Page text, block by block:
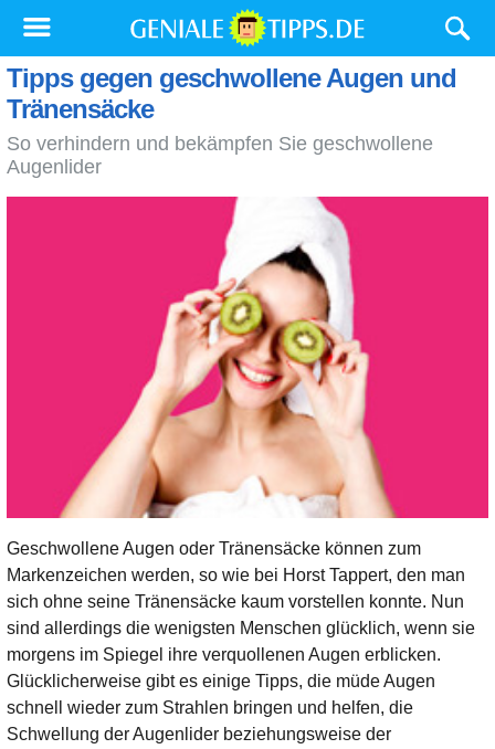
Tipps gegen geschwollene Augen und
Tränensäcke
So verhindern und bekämpfen Sie geschwollene
Augenlider
Geschwollene Augen oder Tränensäcke können zum
Markenzeichen werden, so wie bei Horst Tappert, den man
sich ohne seine Tränensäcke kaum vorstellen konnte. Nun
sind allerdings die wenigsten Menschen glücklich, wenn sie
morgens im Spiegel ihre verquollenen Augen erblicken.
Glücklicherweise gibt es einige Tipps, die müde Augen
schnell wieder zum Strahlen bringen und helfen, die
Schwellung der Augenlider beziehungsweise der